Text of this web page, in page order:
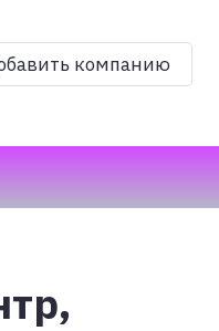
компанию